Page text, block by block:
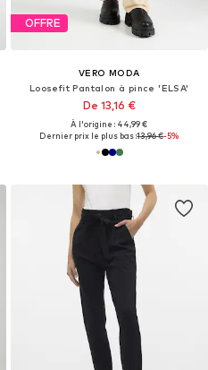
OFFRE
VERO MODA
Loosefit Pantalon à pince 'ELSA'
De 13,16 €
À l'origine : 44,99 €
Dernier prix le plus bas :13,96 €-5%